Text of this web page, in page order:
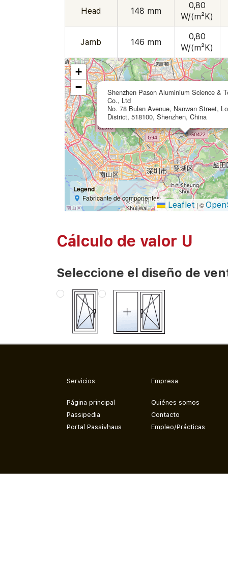
Head 148 mm
0,80
W/(m²K)
Jamb 146 mm
0,80
W/(m²K)
Shenzhen Pason Aluminium Science &
Co., Ltd
No. 78 Bulan Avenue, Nanwan Street,
District, 518100, Shenzhen, China
+
−
Legend
Fabricante de componentes
Leaflet | ©
Cálculo de valor U
Seleccione el diseño de
Servicios
Página principal
Passipedia
Portal Passivhaus
Empresa
Quiénes somos
Contacto
Empleo/Prácticas